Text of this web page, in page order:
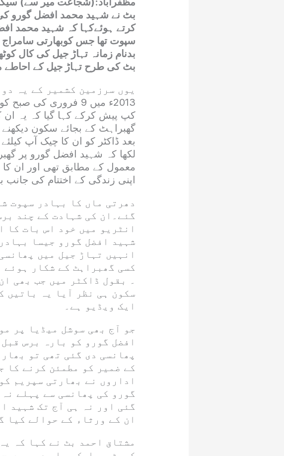
بٹ نے شہید محمد افضل گورو
کرتے ہوئےکہا کہ شہید محمد
سپوت تھا جس کوبھارتی سامراج
بدنام زمانہ تہاڑ جیل کی کال
بٹ کی طرح تہاڑ جیل کے احاطے
یوں سرزمین کشمیر کے یہ
2013ء میں 9 فروری
کپ پیش کرکے کہا گیا کہ یہ
گھبراہٹ کے بجائے سکون
بعد ڈاکٹر کو ان کا چیک آپ
لکھا کہ شہید افضل گورو پر
معمول کے مطابق تھی اور ان
اپنی زندگی کے اختتام کی جانب
دھرتی ماں کا بہادر سپوت
گئے۔ان کی شہادت کے چند
انٹریو میں خود اس بات کا
شہید افضل گورو جیسا
انہیں تہاڑ جیل میں
کسی گھبراہٹ کے شکار
۔ بقول ڈاکٹر میں جب بھی
سکون ہی نظر آیا یہ باتیں
ایک ویڈیو ہے۔
جو آج بھی سوشل میڈیا پر
افضل گورو کو بارہ برس
پھانسی دی گئی تھی تو
کے ضمیر کو مطمئن کرنے کا
اداروں نے بھارتی سپریم
گورو کی پھانسی سے پہلے
گئی اور نہ ہی آج تک شہید
ان کے ورثاء کے حوالے کیا
مشتاق احمد بٹ نے کہا کہ